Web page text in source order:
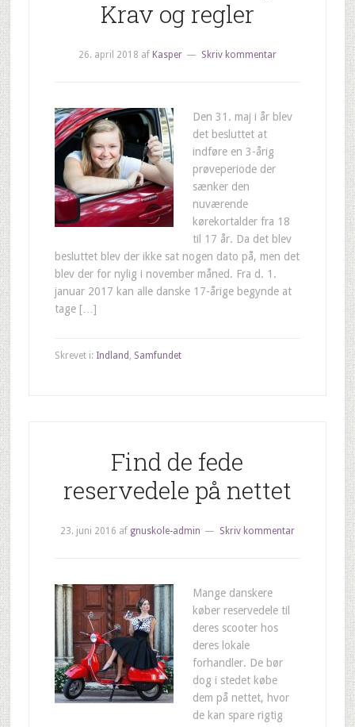
Krav og regler
26. april 2018 af Kasper Skriv kommentar
Den 31. maj i år blev
det besluttet at
indføre en 3-årig
prøveperiode der
sænker den
nuværende
kørekortalder fra 18
til 17 år. Da det blev
besluttet blev der ikke sat nogen dato på, men det
blev der for nylig i november måned. Fra d. 1.
januar 2017 kan alle danske 17-årige begynde at
tage […]
Skrevet i: Indland , Samfundet
Find de fede
reservedele på nettet
23. juni 2016 af gnuskole-admin Skriv kommentar
Mange danskere
køber reservedele til
deres scooter hos
deres lokale
forhandler. De bør
dog i stedet købe
dem på nettet, hvor
de kan spare rigtig